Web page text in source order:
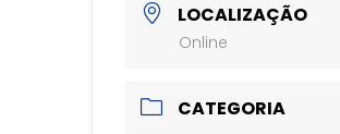
LOCALIZAÇÃO
Online
CATEGORIA